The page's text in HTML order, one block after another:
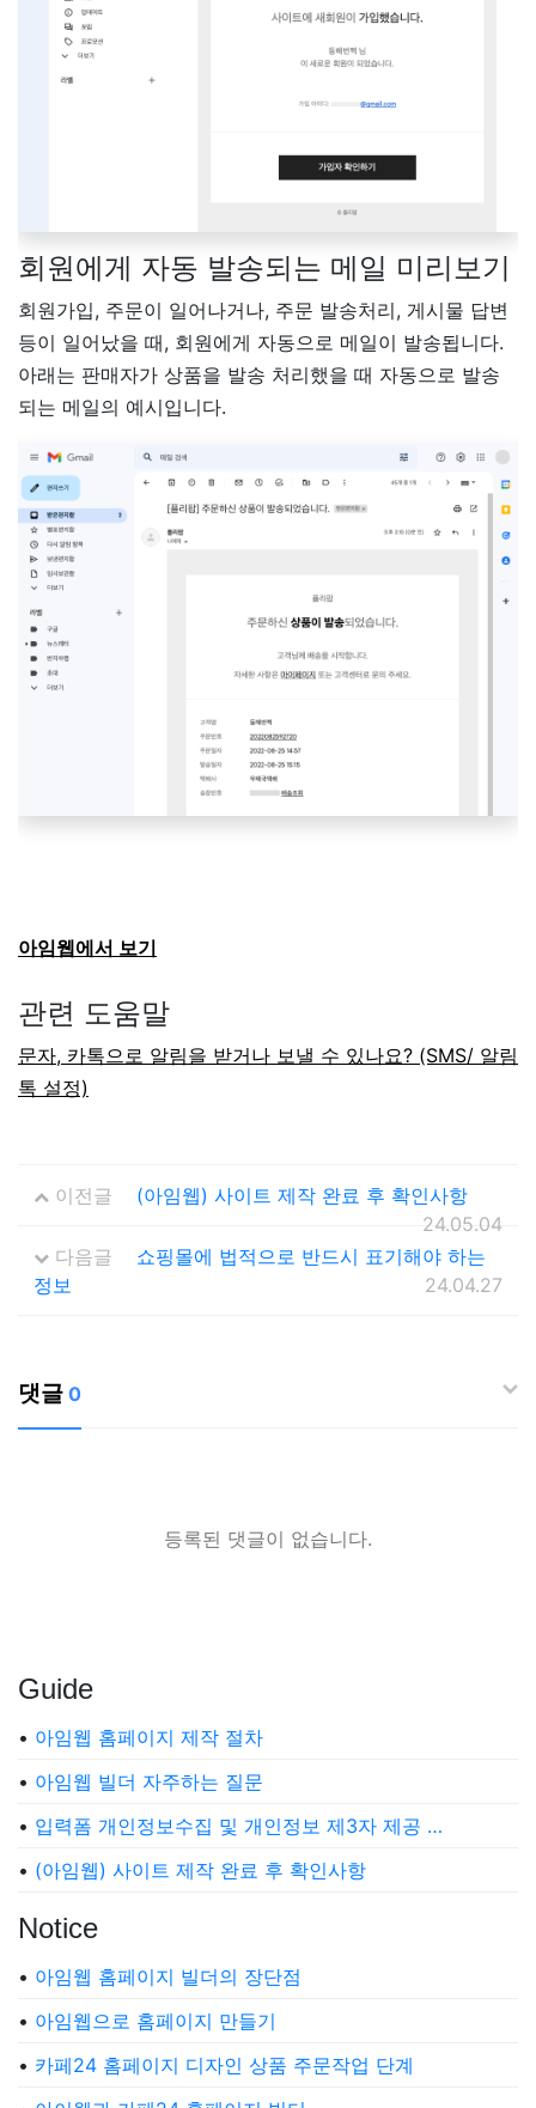
회원에게 자동 발송되는 메일 미리보기
회원가입, 주문이 일어나거나, 주문 발송처리, 게시물 답변
등이 일어났을 때, 회원에게 자동으로 메일이 발송됩니다.
아래는 판매자가 상품을 발송 처리했을 때 자동으로 발송
되는 메일의 예시입니다.
아임웹에서 보기
관련 도움말
문자, 카톡으로 알림을 받거나 보낼 수 있나요? (SMS/ 알림
톡 설정)
이전글
(아임웹) 사이트 제작 완료 후 확인사항
24.05.04
다음글
쇼핑몰에 법적으로 반드시 표기해야 하는
정보
24.04.27
댓글 0
등록된 댓글이 없습니다.
Guide
• 아임웹 홈페이지 제작 절차
• 아임웹 빌더 자주하는 질문
• 입력폼 개인정보수집 및 개인정보 제3자 제공 …
• (아임웹) 사이트 제작 완료 후 확인사항
Notice
• 아임웹 홈페이지 빌더의 장단점
• 아임웹으로 홈페이지 만들기
• 카페24 홈페이지 디자인 상품 주문작업 단계